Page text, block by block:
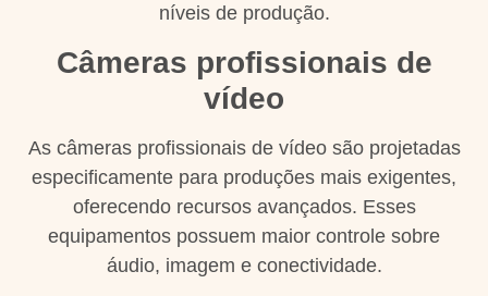
níveis de produção.
Câmeras profissionais de
vídeo
As câmeras profissionais de vídeo são projetadas
especificamente para produções mais exigentes,
oferecendo recursos avançados. Esses
equipamentos possuem maior controle sobre
áudio, imagem e conectividade.